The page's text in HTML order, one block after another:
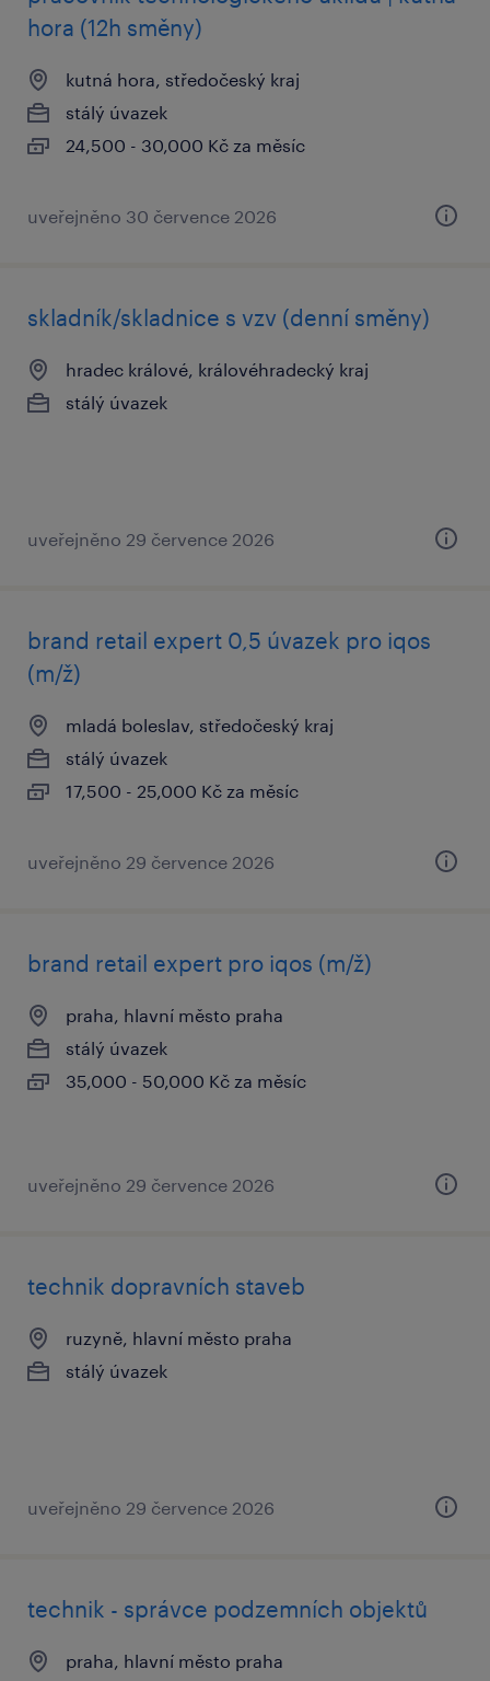
hora (12h směny)
kutná hora, středočeský kraj
stálý úvazek
24,500 - 30,000 Kč za měsíc
uveřejněno 30 července 2026
skladník/skladnice s vzv (denní směny)
hradec králové, královéhradecký kraj
stálý úvazek
uveřejněno 29 července 2026
brand retail expert 0,5 úvazek pro iqos
(m/ž)
mladá boleslav, středočeský kraj
stálý úvazek
17,500 - 25,000 Kč za měsíc
uveřejněno 29 července 2026
brand retail expert pro iqos (m/ž)
praha, hlavní město praha
stálý úvazek
35,000 - 50,000 Kč za měsíc
uveřejněno 29 července 2026
technik dopravních staveb
ruzyně, hlavní město praha
stálý úvazek
uveřejněno 29 července 2026
technik - správce podzemních objektů
praha, hlavní město praha